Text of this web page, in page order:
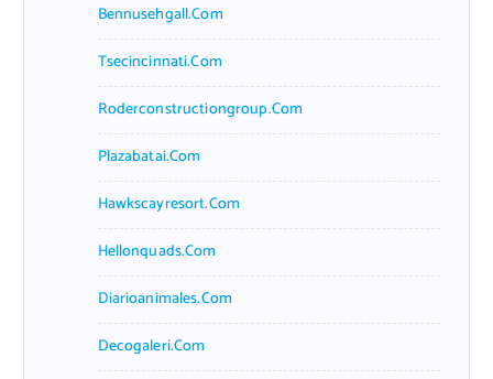
Bennusehgall.com
Tsecincinnati.com
Roderconstructiongroup.com
Plazabatai.com
Hawkscayresort.com
Hellonquads.com
Diarioanimales.com
Decogaleri.com